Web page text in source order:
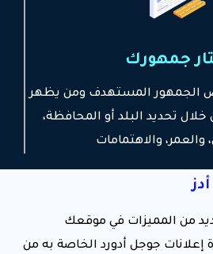
جمهورك
الجمهور المستهدف ومن يظهر
خلال تحديد البلد أو المحافظة،
والاهتمامات
من المميزات في موقعك
إعلانات جوجل أدورد الخاصة به من